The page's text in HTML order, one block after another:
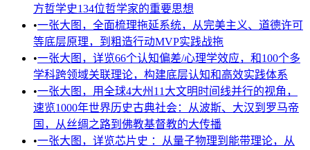
方哲学史134位哲学家的重要思想
•一张大图，全面梳理拖延系统，从完美主义、道德许可
等底层原理，到粗造行动MVP实践战拖
•一张大图，详览66个认知偏差/心理学效应，和100个多
学科跨领域关联理论，构建底层认知和高效实践体系
•一张大图，用全球4大州11大文明时间线并行的视角，
速览1000年世界历史古典社会：从波斯、大汉到罗马帝
国，从丝绸之路到佛教基督教的大传播
•一张大图，详览芯片史 ：从量子物理到能带理论，从